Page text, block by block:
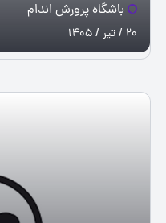
باشگاه پرورش اندام
20 / تیر / 1405